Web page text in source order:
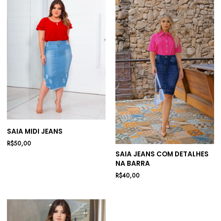
SAIA MIDI JEANS
R$50,00
SAIA JEANS COM DETALHES
NA BARRA
R$40,00